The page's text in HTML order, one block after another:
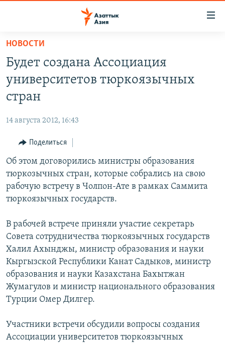
Вернуться
основному
содержанию
Вернутся
главной
навигации
Вернутся
поиску
ТАДЖИКИСТАН
НОВОСТИ
ВОЙНА В УКРАИНЕ
ҚАЗАҚША
КЫРГЫЗЧА
ЎЗБЕКЧА
ТОҶИКӢ
TÜRKMENÇE
Все сайты РСЕ/РС
НОВОСТИ
Будет создана Ассоциация
университетов тюркоязычных
стран
14 августа 2012, 16:43
Поделиться
Об этом договорились министры образования
тюркозычных стран, которые собрались на свою
рабочую встречу в Чолпон-Ате в рамках Саммита
тюркоязычных государств.
В рабочей встрече приняли участие секретарь
Совета сотрудничества тюркоязычных государств
Халил Ахынджы, министр образования и науки
Кыргызской Республики Канат Садыков, министр
образования и науки Казахстана Бахытжан
Жумагулов и министр национального образования
Турции Омер Дилгер.
Участники встречи обсудили вопросы создания
Ассоциации университетов тюркоязычных